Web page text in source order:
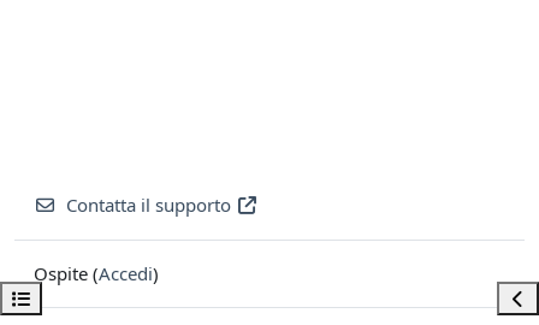
Apri indice del corso
Contatta il supporto
Ospite (Accedi)